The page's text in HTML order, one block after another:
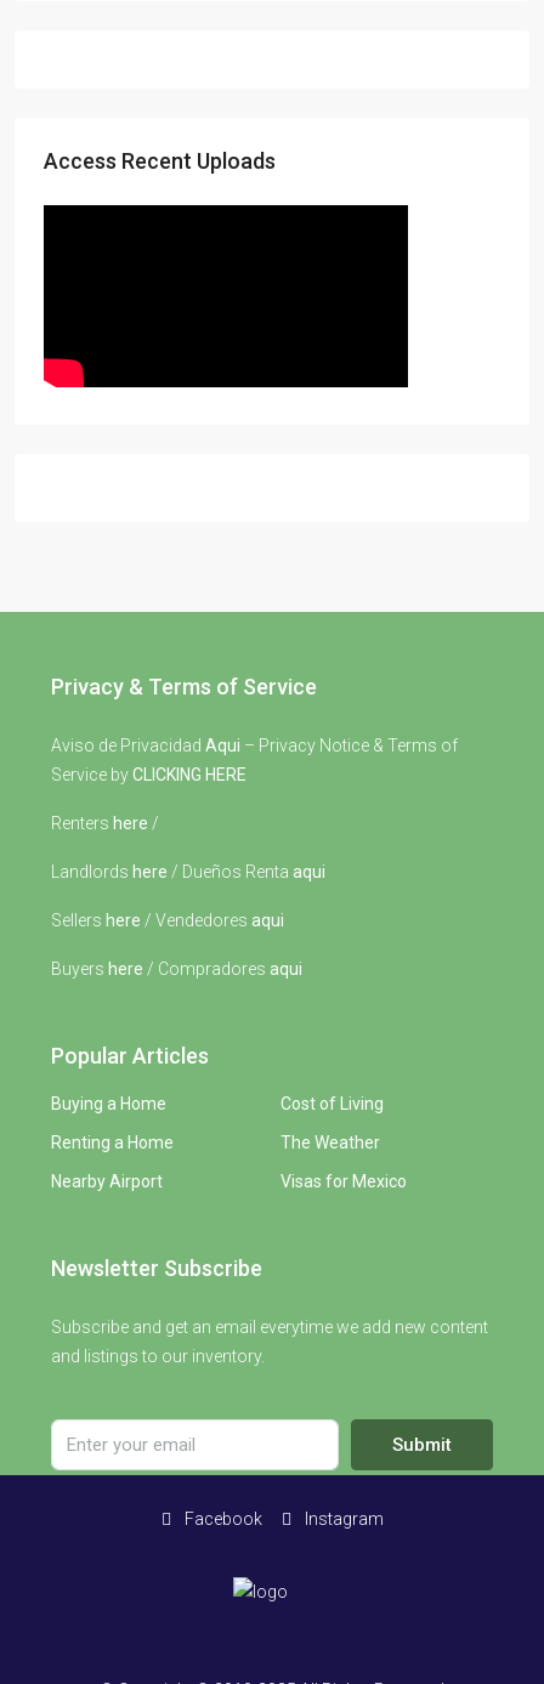
Access Recent Uploads
Privacy & Terms of Service
Aviso de Privacidad Aqui – Privacy Notice & Terms of
Service byCLICKING HERE
Renters here /
Landlords here / Dueños Renta aqui
Sellers here / Vendedores aqui
Buyers here / Compradores aqui
Popular Articles
Buying a Home
Renting a Home
Nearby Airport
Cost of Living
The Weather
Visas for Mexico
Newsletter Subscribe
Subscribe and get an email everytime we add new content
and listings to our inventory.
Submit
Facebook Instagram